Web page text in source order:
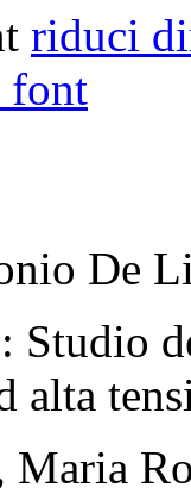
riduci
font
De
: Studio
alta